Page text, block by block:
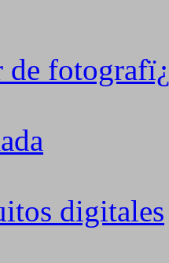
de
digitales